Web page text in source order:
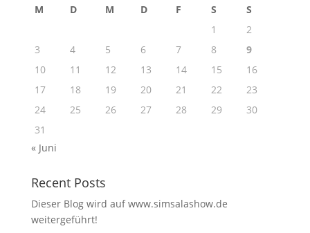
M D M D F S
S
1
2
3
4 5 6 7 8
9
10
11 12 13 14 15
16
17
18 19 20 21 22
23
24
25 26 27 28 29
30
31
« Juni
Recent Posts
Dieser Blog wird auf www.simsalashow.de
weitergeführt!